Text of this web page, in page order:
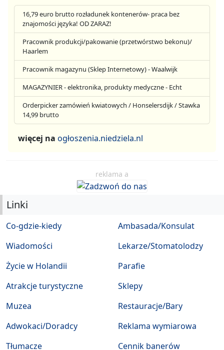
16,79 euro brutto rozładunek kontenerów- praca bez
znajomości języka! OD ZARAZ!
Pracownik produkcji/pakowanie (przetwórstwo bekonu)/
Haarlem
Pracownik magazynu (Sklep Internetowy) - Waalwijk
MAGAZYNIER - elektronika, produkty medyczne - Echt
Orderpicker zamówień kwiatowych / Honselersdijk / Stawka
14,99 brutto
więcej na ogłoszenia.niedziela.nl
reklama a
Linki
Co-gdzie-kiedy
Wiadomości
Życie w Holandii
Atrakcje turystyczne
Muzea
Ambasada/Konsulat
Lekarze/Stomatolodzy
Parafie
Sklepy
Restauracje/Bary
Adwokaci/Doradcy
Tłumacze
Reklama wymiarowa
Cennik banerów